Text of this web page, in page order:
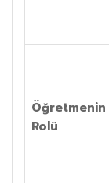
Öğretmenin
Rolü